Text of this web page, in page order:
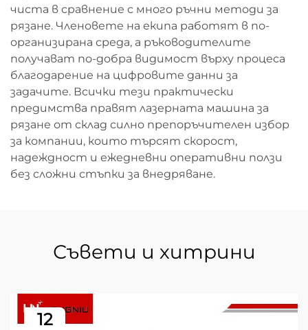
чиста в сравнение с много ръчни методи за
рязане. Членовете на екипа работят в по-
организирана среда, а ръководителите
получават по-добра видимост върху процеса
благодарение на цифровите данни за
задачите. Всички тези практически
предимства правят лазерната машина за
рязане от склад силно препоръчителен избор
за компании, които търсят скорост,
надеждност и ежедневни оперативни ползи
без сложни стъпки за внедряване.
Съвети и хитрини
12